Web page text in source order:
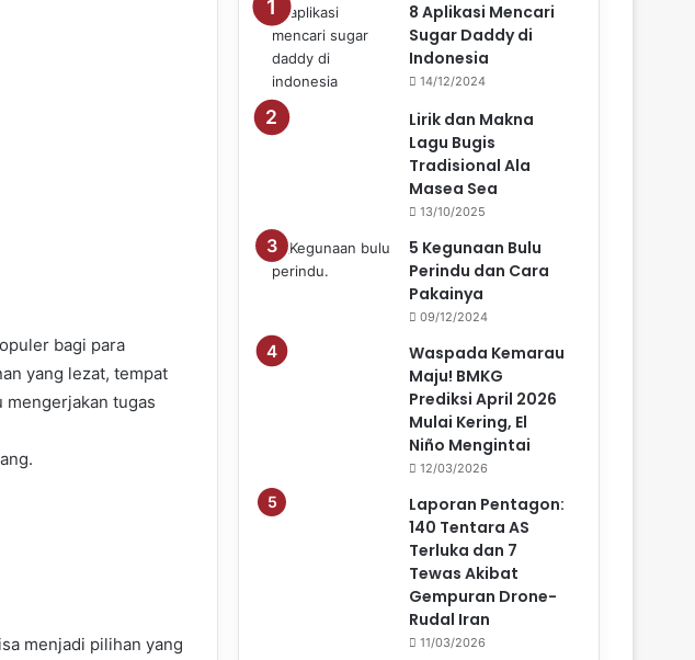
bagi para
yang lezat, tempat
mengerjakan tugas
menjadi pilihan yang
8 Aplikasi Mencari
Sugar Daddy di
Indonesia
14/12/2024
Lirik dan Makna
Lagu Bugis
Tradisional Ala
Masea Sea
13/10/2025
5 Kegunaan Bulu
Perindu dan Cara
Pakainya
09/12/2024
Waspada Kemarau
Maju! BMKG
Prediksi April 2026
Mulai Kering, El
Niño Mengintai
12/03/2026
Laporan Pentagon:
140 Tentara AS
Terluka dan 7
Tewas Akibat
Gempuran Drone-
Rudal Iran
11/03/2026